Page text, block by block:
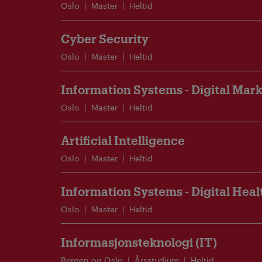
Oslo Master Heltid
Cyber Security
Oslo Master Heltid
Information Systems - Digital
Oslo Master Heltid
Artificial Intelligence
Oslo Master Heltid
Information Systems - Digital
Oslo Master Heltid
Informasjonsteknologi (IT)
Bergen og Oslo Årsstudium Heltid